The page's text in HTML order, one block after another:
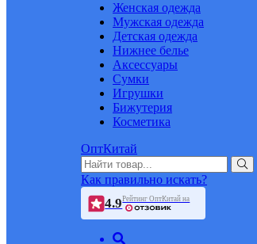
Женская одежда
Мужская одежда
Детская одежда
Нижнее белье
Аксессуары
Сумки
Игрушки
Бижутерия
Косметика
ОптКитай
Как правильно искать?
4.9Рейтинг ОптКитай на